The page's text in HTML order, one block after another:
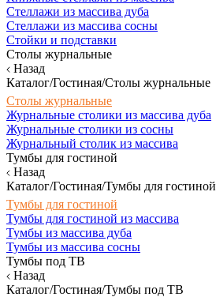
Стеллажи из массива дуба
Стеллажи из массива сосны
Стойки и подставки
Столы журнальные
Назад
Каталог/Гостиная/Столы журнальные
Столы журнальные
Журнальные столики из массива дуба
Журнальные столики из сосны
Журнальный столик из массива
Тумбы для гостиной
Назад
Каталог/Гостиная/Тумбы для гостиной
Тумбы для гостиной
Тумбы для гостиной из массива
Тумбы из массива дуба
Тумбы из массива сосны
Тумбы под ТВ
Назад
Каталог/Гостиная/Тумбы под ТВ